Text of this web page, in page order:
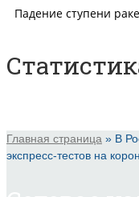
Главная страница » В
экспресс-тестов на